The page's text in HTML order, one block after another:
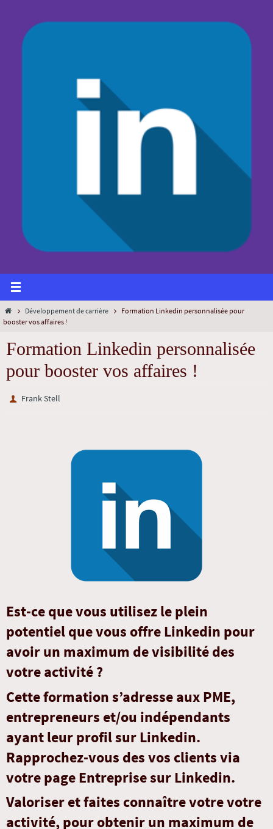
Développement de carrière
Formation Linkedin personnalisée pour
booster vos affaires !
Formation Linkedin personnalisée
pour booster vos affaires !
Frank Stell
Est-ce que vous utilisez le plein
potentiel que vous offre Linkedin pour
avoir un maximum de visibilité des
votre activité ?
Cette formation s’adresse aux PME,
entrepreneurs et/ou indépendants
ayant leur profil sur Linkedin.
Rapprochez-vous des vos clients via
votre page Entreprise sur Linkedin.
Valoriser et faites connaître votre votre
activité, pour obtenir un maximum de